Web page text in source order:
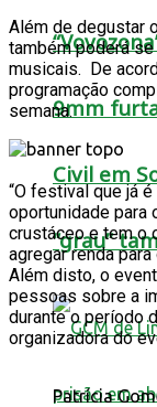
9mm
Civil em
“grau”
Além de degustar
também poderá
musicais. De
programação
semana.
“O festival que já
oportunidade
crustáceo e tem o
agregar renda
Além disto, o
pessoas sobre a
durante o período
organizadora do
Patrícia